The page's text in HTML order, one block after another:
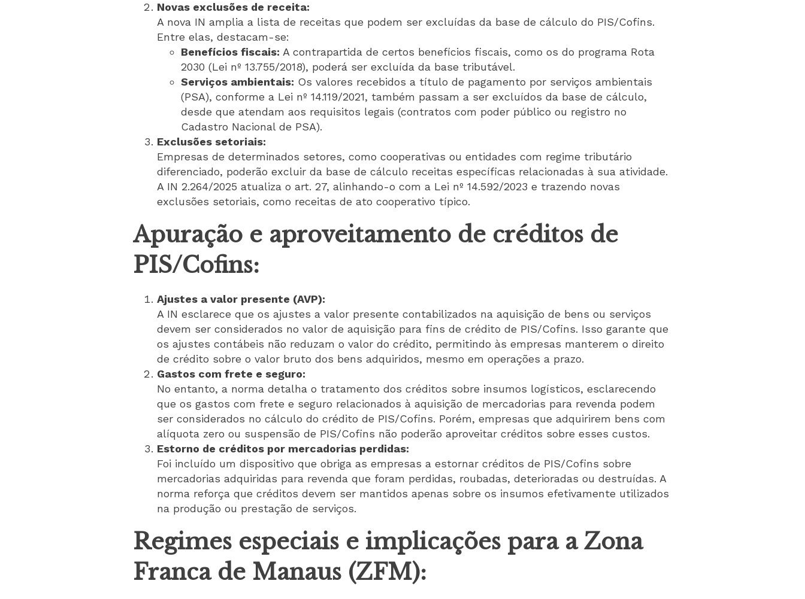
Novas exclusões de receita:
A nova IN amplia a lista de receitas que podem ser excluídas da base de cálculo do PIS/Cofins.
Entre elas, destacam-se:
Benefícios fiscais: A contrapartida de certos benefícios fiscais, como os do programa Rota
2030 (Lei nº 13.755/2018), poderá ser excluída da base tributável.
Serviços ambientais: Os valores recebidos a título de pagamento por serviços ambientais
(PSA), conforme a Lei nº 14.119/2021, também passam a ser excluídos da base de cálculo,
desde que atendam aos requisitos legais (contratos com poder público ou registro no
Cadastro Nacional de PSA).
Exclusões setoriais:
Empresas de determinados setores, como cooperativas ou entidades com regime tributário
diferenciado, poderão excluir da base de cálculo receitas específicas relacionadas à sua atividade.
A IN 2.264/2025 atualiza o art. 27, alinhando-o com a Lei nº 14.592/2023 e trazendo novas
exclusões setoriais, como receitas de ato cooperativo típico.
Apuração e aproveitamento de créditos de
PIS/Cofins:
Ajustes a valor presente (AVP):
A IN esclarece que os ajustes a valor presente contabilizados na aquisição de bens ou serviços
devem ser considerados no valor de aquisição para fins de crédito de PIS/Cofins. Isso garante que
os ajustes contábeis não reduzam o valor do crédito, permitindo às empresas manterem o direito
de crédito sobre o valor bruto dos bens adquiridos, mesmo em operações a prazo.
Gastos com frete e seguro:
No entanto, a norma detalha o tratamento dos créditos sobre insumos logísticos, esclarecendo
que os gastos com frete e seguro relacionados à aquisição de mercadorias para revenda podem
ser considerados no cálculo do crédito de PIS/Cofins. Porém, empresas que adquirirem bens com
alíquota zero ou suspensão de PIS/Cofins não poderão aproveitar créditos sobre esses custos.
Estorno de créditos por mercadorias perdidas:
Foi incluído um dispositivo que obriga as empresas a estornar créditos de PIS/Cofins sobre
mercadorias adquiridas para revenda que foram perdidas, roubadas, deterioradas ou destruídas. A
norma reforça que créditos devem ser mantidos apenas sobre os insumos efetivamente utilizados
na produção ou prestação de serviços.
Regimes especiais e implicações para a Zona
Franca de Manaus (ZFM):